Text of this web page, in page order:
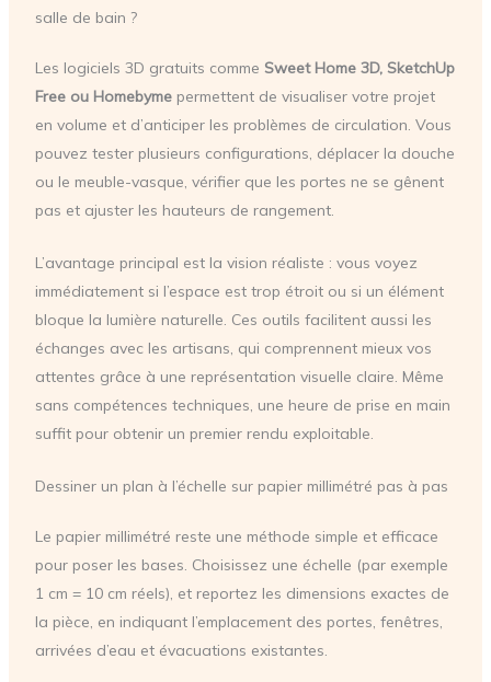
salle de bain ?
Les logiciels 3D gratuits comme Sweet Home 3D, SketchUp
Free ou Homebymepermettent de visualiser votre projet
en volume et d’anticiper les problèmes de circulation. Vous
pouvez tester plusieurs configurations, déplacer la douche
ou le meuble-vasque, vérifier que les portes ne se gênent
pas et ajuster les hauteurs de rangement.
L’avantage principal est la vision réaliste : vous voyez
immédiatement si l’espace est trop étroit ou si un élément
bloque la lumière naturelle. Ces outils facilitent aussi les
échanges avec les artisans, qui comprennent mieux vos
attentes grâce à une représentation visuelle claire. Même
sans compétences techniques, une heure de prise en main
suffit pour obtenir un premier rendu exploitable.
Dessiner un plan à l’échelle sur papier millimétré pas à pas
Le papier millimétré reste une méthode simple et efficace
pour poser les bases. Choisissez une échelle (par exemple
1 cm = 10 cm réels), et reportez les dimensions exactes de
la pièce, en indiquant l’emplacement des portes, fenêtres,
arrivées d’eau et évacuations existantes.